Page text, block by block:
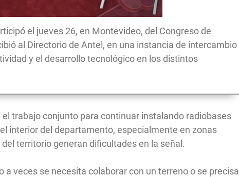
el jueves 26, en Montevideo, del Congreso de
al Directorio de Antel, en una instancia de intercambio
y el desarrollo tecnológico en los distintos
trabajo conjunto para continuar instalando radiobases
interior del departamento, especialmente en zonas
territorio generan dificultades en la señal.
a veces se necesita colaborar con un terreno o se precisa